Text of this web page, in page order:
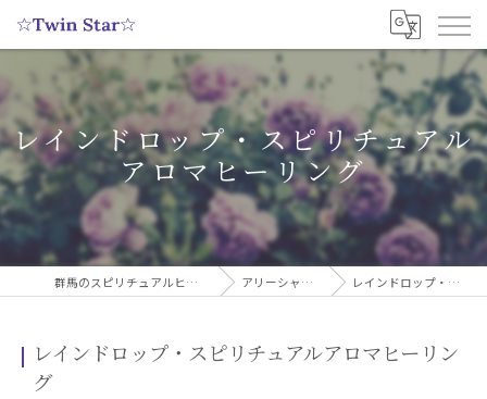
レインドロップ・スピリチュアル
アロマヒーリング
群馬のスピリチュアルヒーリングサロンなら実績多数の☆Twin Star☆ アリーシャのスピリチュアルブログ レインドロップ・スピリチュアルアロマヒーリング
レインドロップ・スピリチュアルアロマヒーリン
グ